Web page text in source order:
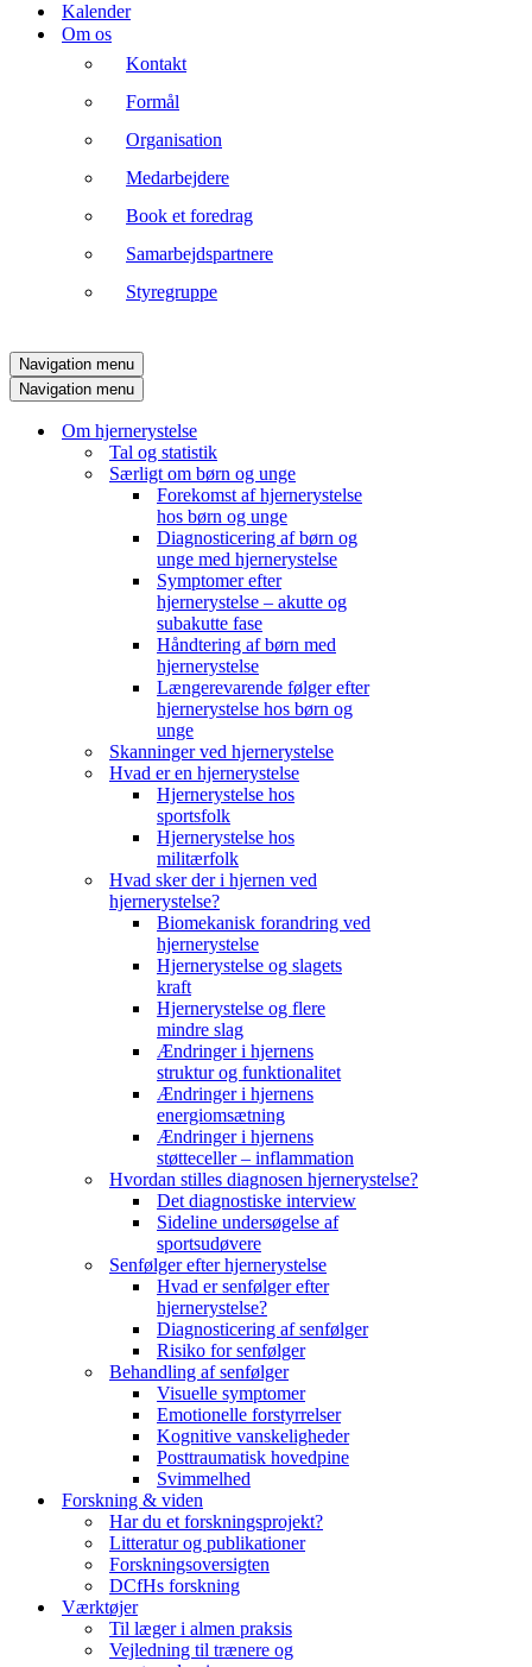
Kalender
Om os
Kontakt
Formål
Organisation
Medarbejdere
Book et foredrag
Samarbejdspartnere
Styregruppe
Navigation menu
Navigation menu
Om hjernerystelse
Tal og statistik
Særligt om børn og unge
Forekomst af hjernerystelse
hos børn og unge
Diagnosticering af børn og
unge med hjernerystelse
Symptomer efter
hjernerystelse – akutte og
subakutte fase
Håndtering af børn med
hjernerystelse
Længerevarende følger efter
hjernerystelse hos børn og
unge
Skanninger ved hjernerystelse
Hvad er en hjernerystelse
Hjernerystelse hos
sportsfolk
Hjernerystelse hos
militærfolk
Hvad sker der i hjernen ved
hjernerystelse?
Biomekanisk forandring ved
hjernerystelse
Hjernerystelse og slagets
kraft
Hjernerystelse og flere
mindre slag
Ændringer i hjernens
struktur og funktionalitet
Ændringer i hjernens
energiomsætning
Ændringer i hjernens
støtteceller – inflammation
Hvordan stilles diagnosen hjernerystelse?
Det diagnostiske interview
Sideline undersøgelse af
sportsudøvere
Senfølger efter hjernerystelse
Hvad er senfølger efter
hjernerystelse?
Diagnosticering af senfølger
Risiko for senfølger
Behandling af senfølger
Visuelle symptomer
Emotionelle forstyrrelser
Kognitive vanskeligheder
Posttraumatisk hovedpine
Svimmelhed
Forskning & viden
Har du et forskningsprojekt?
Litteratur og publikationer
Forskningsoversigten
DCfHs forskning
Værktøjer
Til læger i almen praksis
Vejledning til trænere og